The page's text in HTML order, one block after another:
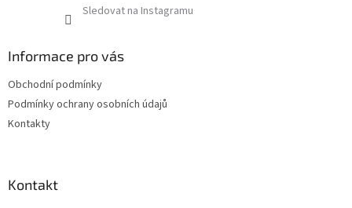
Sledovat na Instagramu
Informace pro vás
Obchodní podmínky
Podmínky ochrany osobních údajů
Kontakty
Kontakt